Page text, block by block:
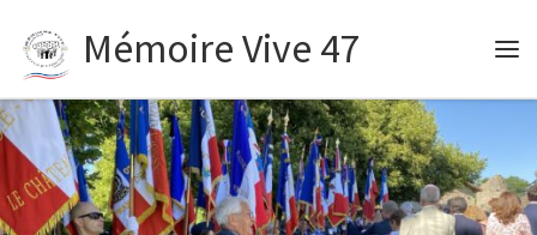
Passer au contenu
Mémoire Vive 47